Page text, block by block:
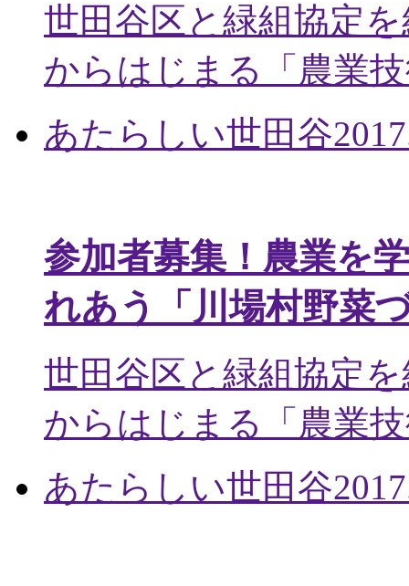
世田谷区と緑組協定
からはじまる「農業
あたらしい世田谷
参加者募集！農業を
れあう「川場村野菜
世田谷区と緑組協定
からはじまる「農業
あたらしい世田谷